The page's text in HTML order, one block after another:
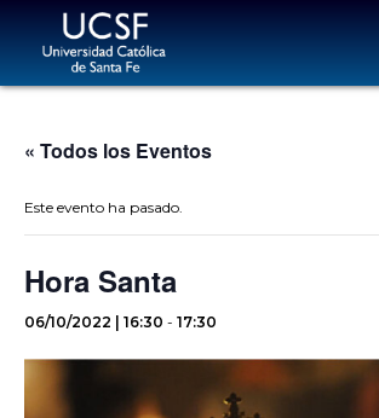
« Todos los Eventos
Este evento ha pasado.
Hora Santa
06/10/2022 | 16:30 - 17:30